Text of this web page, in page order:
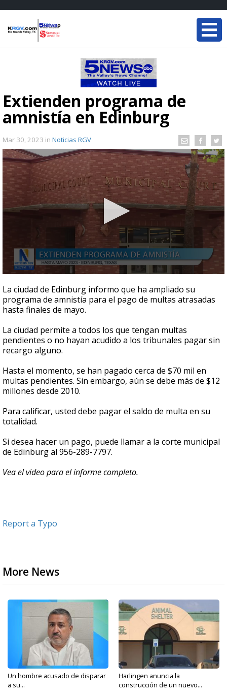
Extienden programa de
amnistía en Edinburg
Mar 30, 2023 in Noticias RGV
seconds
of
52
seconds
La ciudad de Edinburg informo que ha ampliado su
programa de amnistía para el pago de multas atrasadas
hasta finales de mayo.
La ciudad permite a todos los que tengan multas
pendientes o no hayan acudido a los tribunales pagar sin
recargo alguno.
Hasta el momento, se han pagado cerca de $70 mil en
multas pendientes. Sin embargo, aún se debe más de $12
millones desde 2010.
Para calificar, usted debe pagar el saldo de multa en su
totalidad.
Si desea hacer un pago, puede llamar a la corte municipal
de Edinburg al 956-289-7797.
Vea el video para el informe completo.
Report a Typo
More News
Un hombre acusado de disparar
a su...
Harlingen anuncia la
construcción de un nuevo...